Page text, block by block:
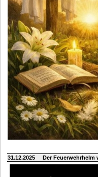
31.12.2025 Der